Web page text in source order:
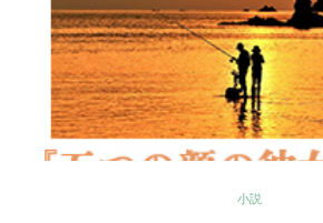
小説